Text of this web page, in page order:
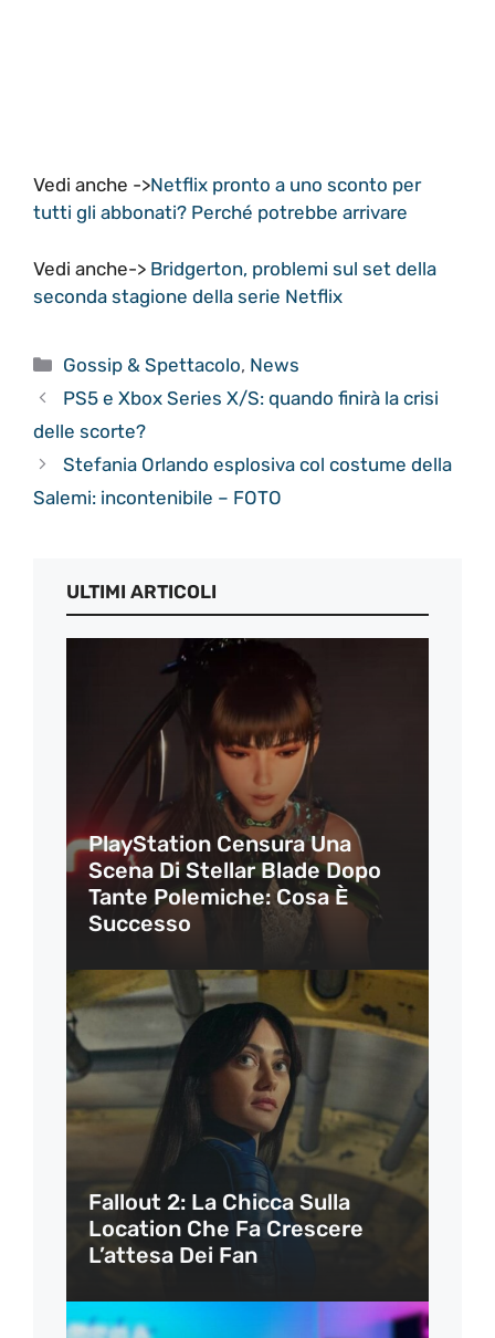
Vedi anche ->Netflix pronto a uno sconto per
tutti gli abbonati? Perché potrebbe arrivare
Vedi anche-> Bridgerton, problemi sul set della
seconda stagione della serie Netflix
Categorie
Gossip & Spettacolo, News
PS5 e Xbox Series X/S: quando finirà la crisi
delle scorte?
Stefania Orlando esplosiva col costume della
Salemi: incontenibile – FOTO
ULTIMI ARTICOLI
PlayStation Censura Una
Scena Di Stellar Blade Dopo
Tante Polemiche: Cosa È
Successo
Fallout 2: La Chicca Sulla
Location Che Fa Crescere
L’attesa Dei Fan